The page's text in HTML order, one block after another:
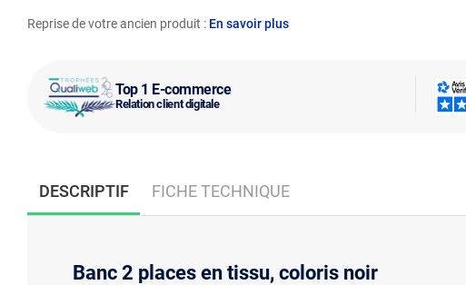
Top 1 E-commerce
Relation client digitale
Reprise de votre ancien produit : En savoir plus
DESCRIPTIF FICHE TECHNIQUE
Banc 2 places en tissu, coloris noir